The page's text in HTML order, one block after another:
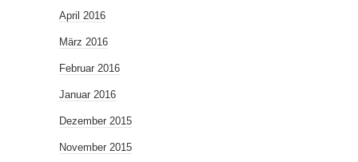
April 2016
März 2016
Februar 2016
Januar 2016
Dezember 2015
November 2015